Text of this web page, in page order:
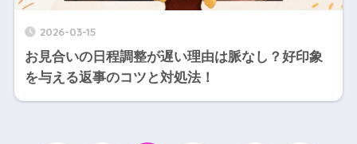
2026-03-15
お見合いの日程調整が遅い理由は脈なし？好印象
を与える返事のコツと対処法！